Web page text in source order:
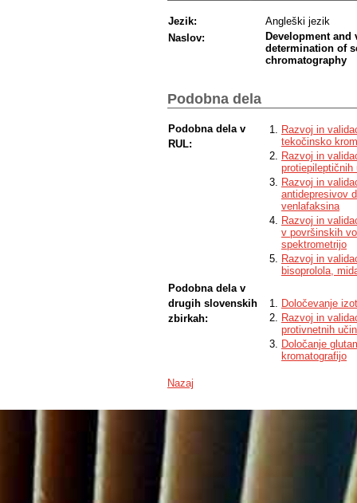
Jezik:
Angleški jezik
Naslov:
Development
determination of
chromatography
Podobna dela
Podobna dela v
RUL:
Razvoj in
tekočinsko
Razvoj in
protiepileptičnih
Razvoj in
antidepresivov
venlafaksina
Razvoj in
v površinskih
spektrometrijo
Razvoj in
bisoprolola,
Podobna dela v
drugih slovenskih
zbirkah:
Določevanje
Razvoj in
protivnetnih
Določanje
kromatografijo
Nazaj